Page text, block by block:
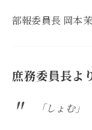
部報委員長 岡本
庶務委員長よ
「しょむ」